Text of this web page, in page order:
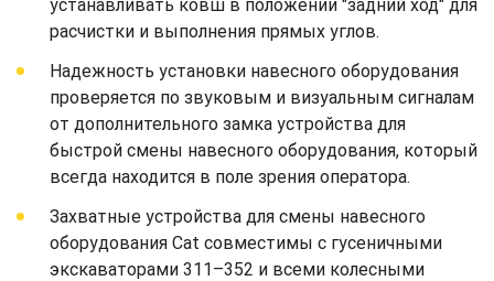
устанавливать ковш в положении "задний ход" для
расчистки и выполнения прямых углов.
Надежность установки навесного оборудования
проверяется по звуковым и визуальным сигналам
от дополнительного замка устройства для
быстрой смены навесного оборудования, который
всегда находится в поле зрения оператора.
Захватные устройства для смены навесного
оборудования Cat совместимы с гусеничными
экскаваторами 311–352 и всеми колесными